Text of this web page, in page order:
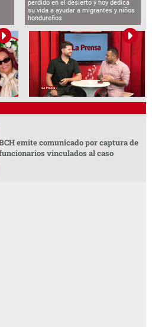
perdido en el desierto y hoy dedica
su vida a ayudar a migrantes y niños
hondureños
emite comunicado por captura de
vinculados al caso